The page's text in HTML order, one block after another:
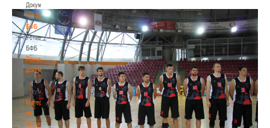
Документы
Устав
БФБ
Устав
БФБ
Регламентирующие
документы
Регламентирующие
документы
Материалы
по
баскетбольной